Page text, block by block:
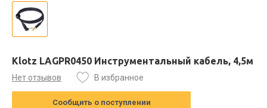
Klotz LAGPR0450 Инструментальный кабель, 4,5м
Нет отзывов В избранное
Сообщить о поступлении